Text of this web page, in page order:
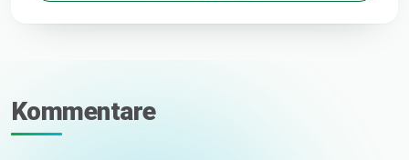
Kommentare